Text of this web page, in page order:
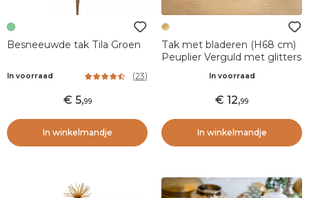
Besneeuwde tak Tila Groen
In voorraad (23)
5,99
In winkelmandje
Tak met bladeren (H68 cm)
Peuplier Verguld met glitters
In voorraad
12,99
In winkelmandje